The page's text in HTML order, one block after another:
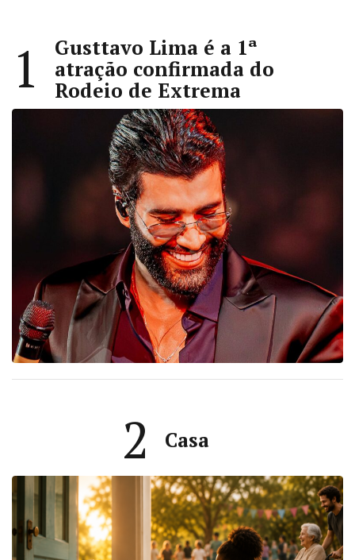
1
Gusttavo Lima é a 1ª
atração confirmada do
Rodeio de Extrema
2 Casa